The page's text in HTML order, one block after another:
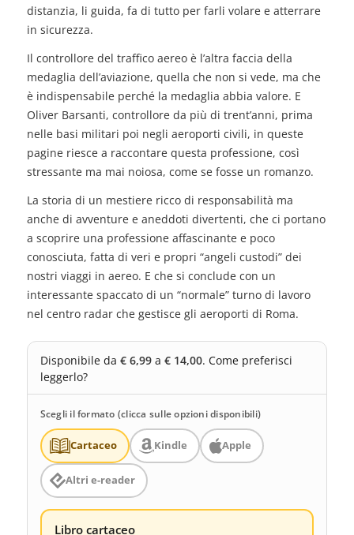
distanzia, li guida, fa di tutto per farli volare e atterrare
in sicurezza.
Il controllore del traffico aereo è l’altra faccia della
medaglia dell’aviazione, quella che non si vede, ma che
è indispensabile perché la medaglia abbia valore. E
Oliver Barsanti, controllore da più di trent’anni, prima
nelle basi militari poi negli aeroporti civili, in queste
pagine riesce a raccontare questa professione, così
stressante ma mai noiosa, come se fosse un romanzo.
La storia di un mestiere ricco di responsabilità ma
anche di avventure e aneddoti divertenti, che ci portano
a scoprire una professione affascinante e poco
conosciuta, fatta di veri e propri “angeli custodi” dei
nostri viaggi in aereo. E che si conclude con un
interessante spaccato di un “normale” turno di lavoro
nel centro radar che gestisce gli aeroporti di Roma.
Disponibile da € 6,99a € 14,00. Come preferisci
leggerlo?
Scegli il formato (clicca sulle opzioni disponibili)
Cartaceo Kindle Apple
Altri e-reader
Libro cartaceo